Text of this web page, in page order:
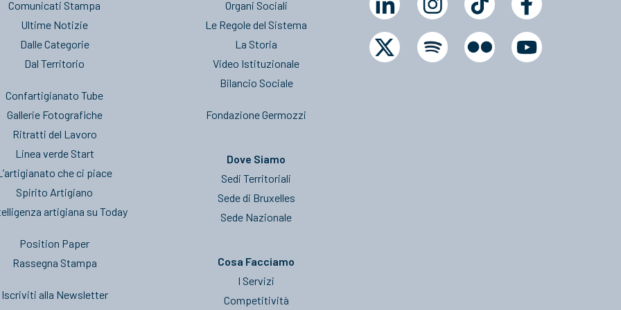
Comunicati Stampa
Ultime Notizie
Dalle Categorie
Dal Territorio
Confartigianato Tube
Gallerie Fotografiche
Ritratti del Lavoro
Linea verde Start
che ci piace
Spirito Artigiano
artigiana su Today
Position Paper
Rassegna Stampa
Iscriviti alla Newsletter
Organi Sociali
Le Regole del Sistema
La Storia
Video Istituzionale
Bilancio Sociale
Fondazione Germozzi
Dove Siamo
Sedi Territoriali
Sede di Bruxelles
Sede Nazionale
Cosa Facciamo
I Servizi
Competitività